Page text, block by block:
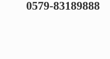
0579-83189888